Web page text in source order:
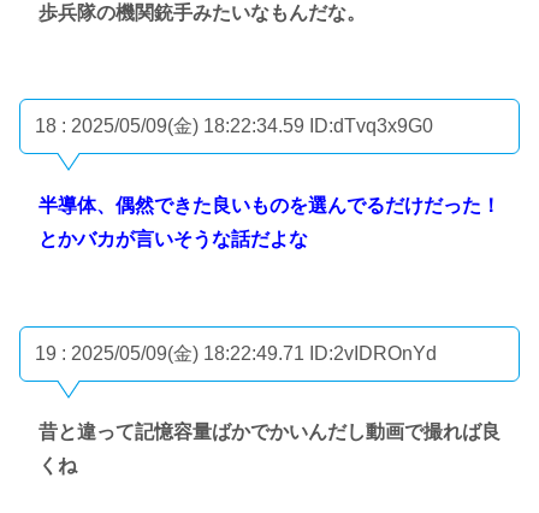
歩兵隊の機関銃手みたいなもんだな。
18 : 2025/05/09(金) 18:22:34.59 ID:dTvq3x9G0
半導体、偶然できた良いものを選んでるだけだった！
とかバカが言いそうな話だよな
19 : 2025/05/09(金) 18:22:49.71 ID:2vIDROnYd
昔と違って記憶容量ばかでかいんだし動画で撮れば良
くね